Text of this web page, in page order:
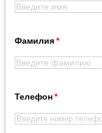
Фамилия
Телефон